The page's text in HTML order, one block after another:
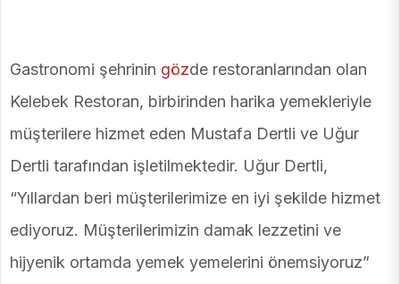
Gastronomi şehrinin gözde restoranlarından olan
Kelebek Restoran, birbirinden harika yemekleriyle
müşterilere hizmet eden Mustafa Dertli ve Uğur
Dertli tarafından işletilmektedir. Uğur Dertli,
“Yıllardan beri müşterilerimize en iyi şekilde hizmet
ediyoruz. Müşterilerimizin damak lezzetini ve
hijyenik ortamda yemek yemelerini önemsiyoruz”